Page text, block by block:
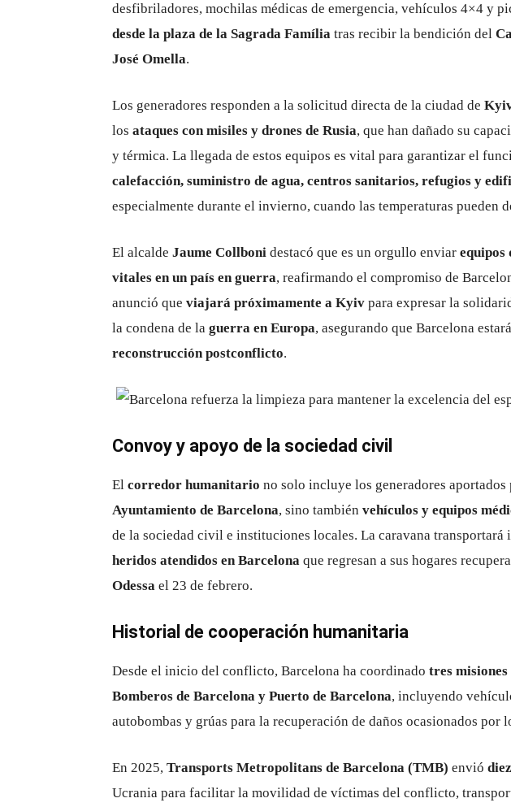
desfibriladores, mochilas médicas de emergencia, vehículos 4×4 y
desde la plaza de la Sagrada Família tras recibir la bendición del
José Omella.
Los generadores responden a la solicitud directa de la ciudad de
los ataques con misiles y drones de Rusia, que han dañado su
y térmica. La llegada de estos equipos es vital para garantizar el
calefacción, suministro de agua, centros sanitarios, refugios y
especialmente durante el invierno, cuando las temperaturas pueden
El alcalde Jaume Collboni destacó que es un orgullo enviar equipos
vitales en un país en guerra, reafirmando el compromiso de
anunció que viajará próximamente a Kyiv para expresar la
la condena de la guerra en Europa, asegurando que Barcelona
reconstrucción postconflicto.
Convoy y apoyo de la sociedad civil
El corredor humanitario no solo incluye los generadores aportados
Ayuntamiento de Barcelona, sino también vehículos y equipos
de la sociedad civil e instituciones locales. La caravana transportará
heridos atendidos en Barcelona que regresan a sus hogares
Odessa el 23 de febrero.
Historial de cooperación humanitaria
Desde el inicio del conflicto, Barcelona ha coordinado tres
Bomberos de Barcelona y Puerto de Barcelona, incluyendo
autobombas y grúas para la recuperación de daños ocasionados por
En 2025, Transports Metropolitans de Barcelona (TMB) envió
Ucrania para facilitar la movilidad de víctimas del conflicto,